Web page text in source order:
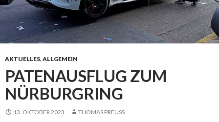
AKTUELLES, ALLGEMEIN
PATENAUSFLUG ZUM
NÜRBURGRING
13. OKTOBER 2023 THOMAS PREUSS